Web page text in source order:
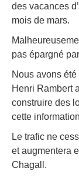
des vacances
mois de mars.
pas épargné
Nous avons
Henri Rambert
construire des
cette
Le trafic ne
et augmentera
Chagall.